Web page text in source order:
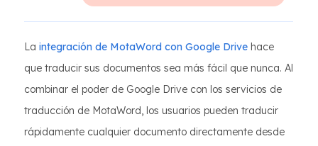
La integración de MotaWord con Google Drive hace
que traducir sus documentos sea más fácil que nunca. Al
combinar el poder de Google Drive con los servicios de
traducción de MotaWord, los usuarios pueden traducir
rápidamente cualquier documento directamente desde